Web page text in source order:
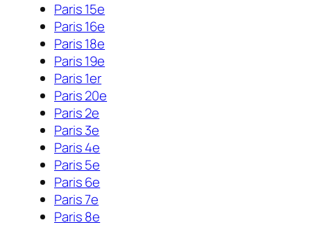
Paris 15e
Paris 16e
Paris 18e
Paris 19e
Paris 1er
Paris 20e
Paris 2e
Paris 3e
Paris 4e
Paris 5e
Paris 6e
Paris 7e
Paris 8e